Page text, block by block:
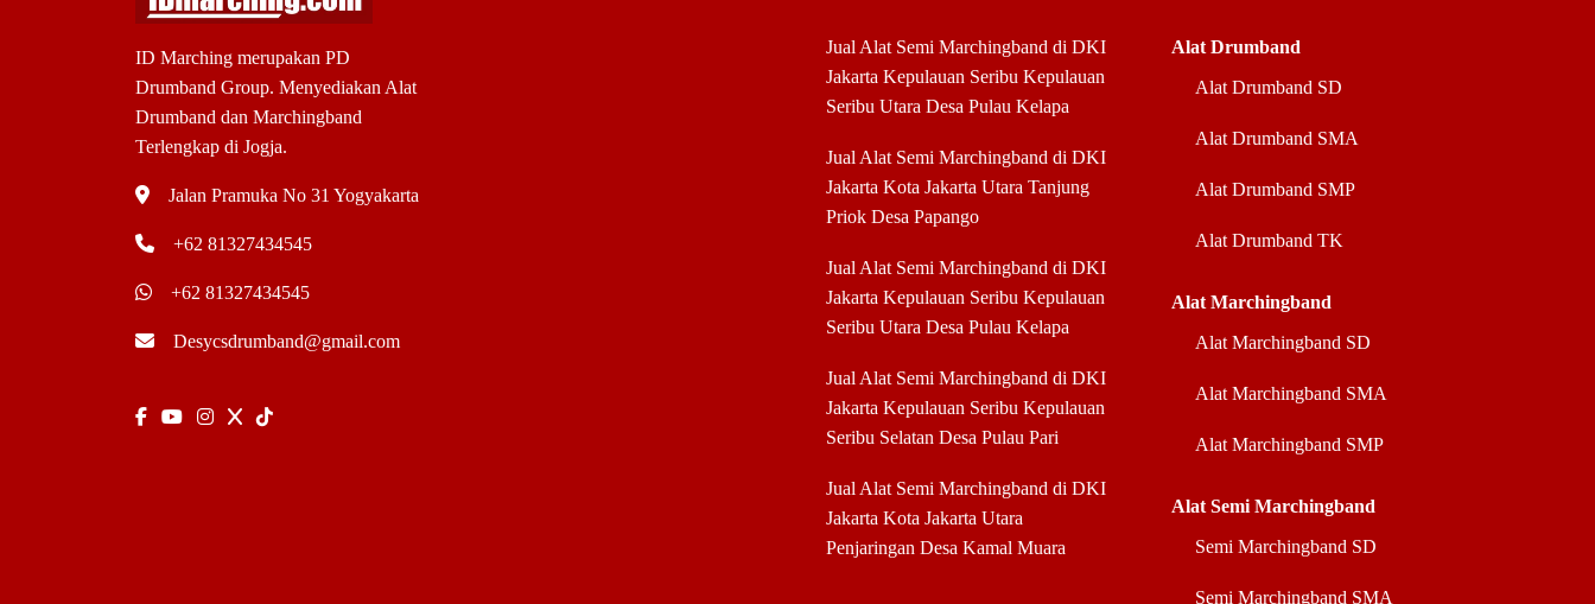
ID Marching merupakan PD
Drumband Group. Menyediakan Alat
Drumband dan Marchingband
Terlengkap di Jogja.
Jalan Pramuka No 31 Yogyakarta
+62 81327434545
+62 81327434545
Desycsdrumband@gmail.com
Jual Alat Semi Marchingband di DKI
Jakarta Kepulauan Seribu Kepulauan
Seribu Utara Desa Pulau Kelapa
Jual Alat Semi Marchingband di DKI
Jakarta Kota Jakarta Utara Tanjung
Priok Desa Papango
Jual Alat Semi Marchingband di DKI
Jakarta Kepulauan Seribu Kepulauan
Seribu Utara Desa Pulau Kelapa
Jual Alat Semi Marchingband di DKI
Jakarta Kepulauan Seribu Kepulauan
Seribu Selatan Desa Pulau Pari
Jual Alat Semi Marchingband di DKI
Jakarta Kota Jakarta Utara
Penjaringan Desa Kamal Muara
Alat Drumband
Alat Drumband SD
Alat Drumband SMA
Alat Drumband SMP
Alat Drumband TK
Alat Marchingband
Alat Marchingband SD
Alat Marchingband SMA
Alat Marchingband SMP
Alat Semi Marchingband
Semi Marchingband SD
Semi Marchingband SMA